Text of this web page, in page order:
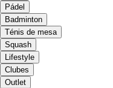
Pádel
Badminton
Ténis de mesa
Squash
Lifestyle
Clubes
Outlet